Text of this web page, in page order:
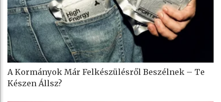
A Kormányok Már Felkészülésről Beszélnek – Te
Készen Állsz?